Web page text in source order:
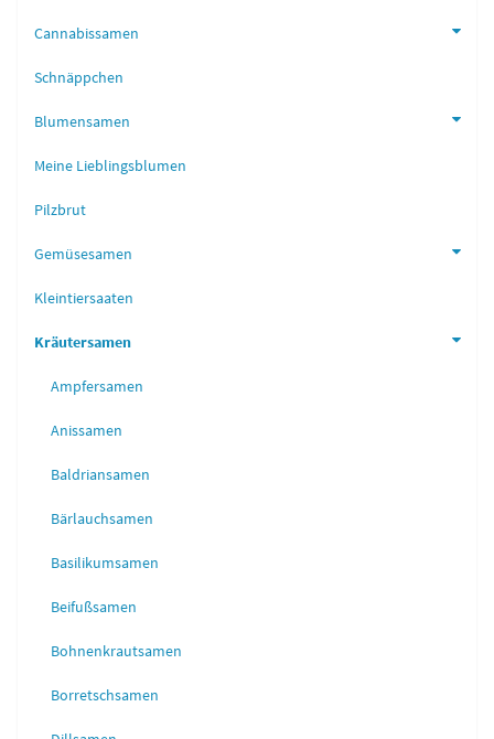
Cannabissamen
Schnäppchen
Blumensamen
Meine Lieblingsblumen
Pilzbrut
Gemüsesamen
Kleintiersaaten
Kräutersamen
Ampfersamen
Anissamen
Baldriansamen
Bärlauchsamen
Basilikumsamen
Beifußsamen
Bohnenkrautsamen
Borretschsamen